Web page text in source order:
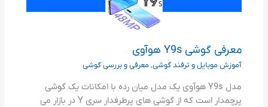
معرفی گوشی Y9s هوآوی
آموزش موبایل و ترفند گوشی, معرفی و بررسی گوشی
مدل Y9s هوآوی یک مدل میان رده با امکانات یک گوشی
پرچمدار است که از گوشی های پرطرفدار سری Y در بازار می